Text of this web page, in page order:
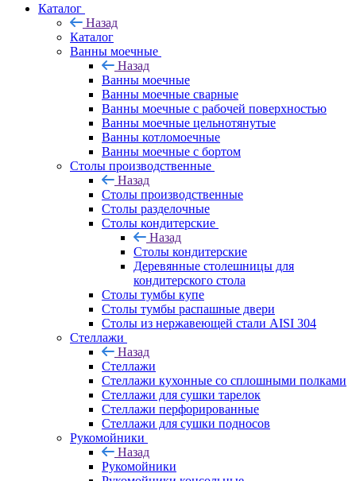
Каталог
Назад
Каталог
Ванны моечные
Назад
Ванны моечные
Ванны моечные сварные
Ванны моечные с рабочей поверхностью
Ванны моечные цельнотянутые
Ванны котломоечные
Ванны моечные с бортом
Столы производственные
Назад
Столы производственные
Столы разделочные
Столы кондитерские
Назад
Столы кондитерские
Деревянные столешницы для
кондитерского стола
Столы тумбы купе
Столы тумбы распашные двери
Столы из нержавеющей стали AISI 304
Стеллажи
Назад
Стеллажи
Стеллажи кухонные со сплошными полками
Стеллажи для сушки тарелок
Стеллажи перфорированные
Стеллажи для сушки подносов
Рукомойники
Назад
Рукомойники